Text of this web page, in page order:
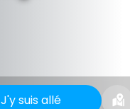
J'y suis allé